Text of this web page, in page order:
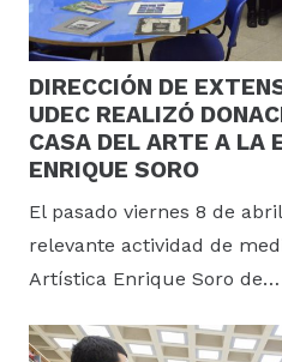
DIRECCIÓN DE
UDEC REALIZÓ
CASA DEL ARTE A LA
ENRIQUE SORO
El pasado viernes 8 de
relevante actividad de
Artística Enrique Soro de…